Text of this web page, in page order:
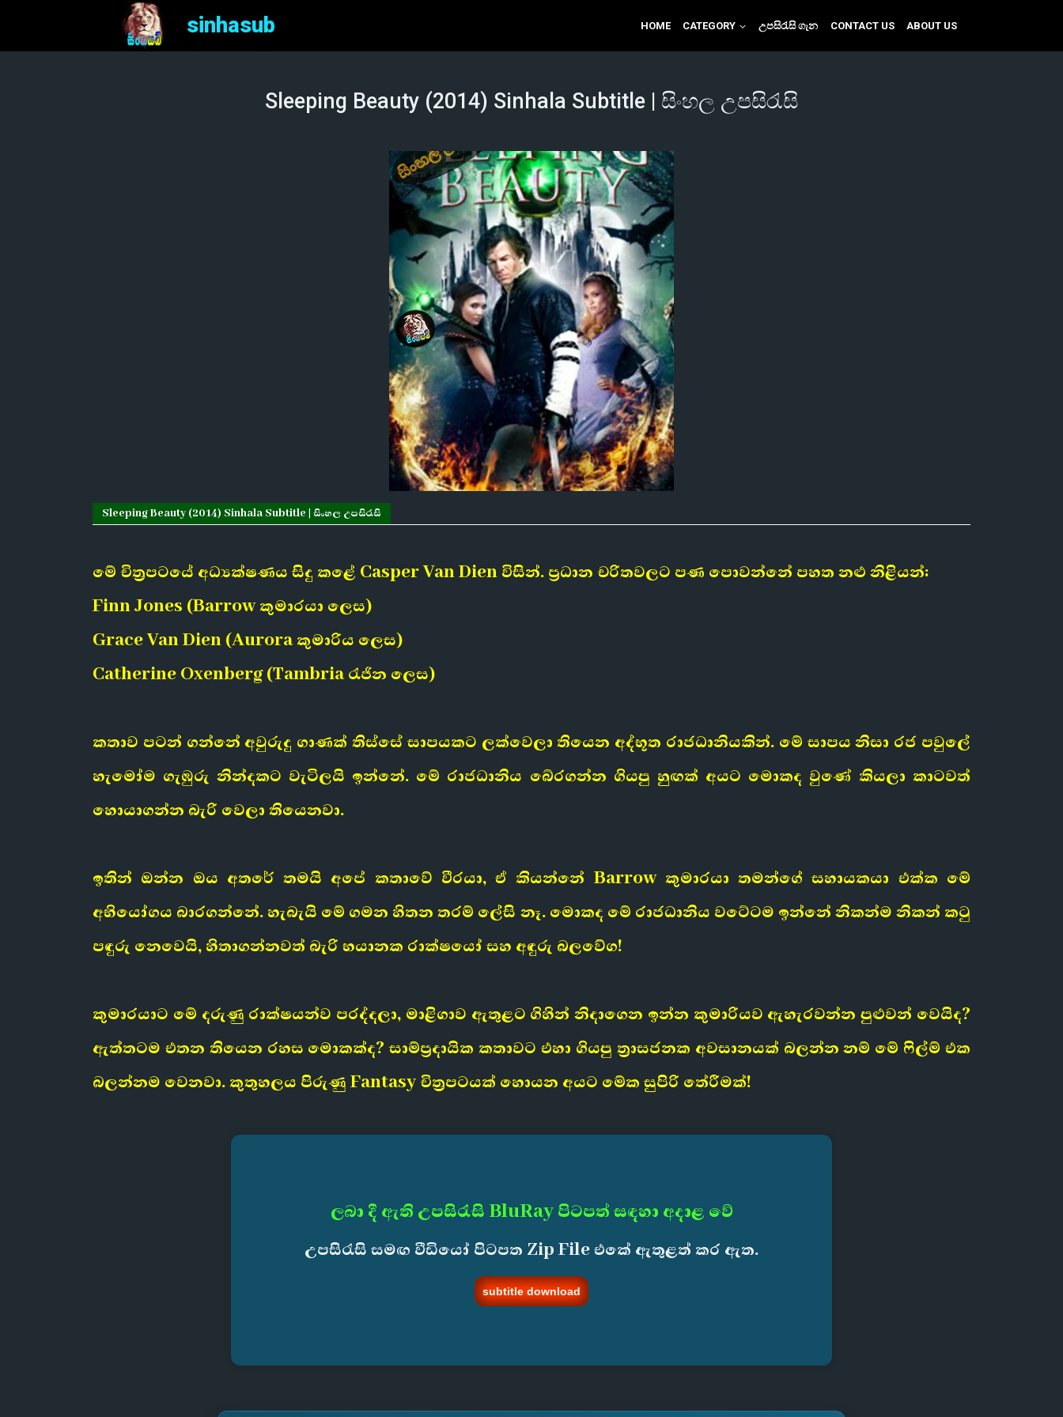
sinhasub HOME CATEGORY උපසිරැසි ගැන CONTACT US ABOUT US
Sleeping Beauty (2014) Sinhala Subtitle | සිංහල උපසිරැසි
Sleeping Beauty (2014) Sinhala Subtitle | සිංහල උපසිරැසි
මේ චිත්‍රපටයේ අධ්‍යක්ෂණය සිදු කළේ Casper Van Dien විසින්. ප්‍රධාන චරිතවලට පණ පොවන්නේ පහත නළු නිළියන්:
Finn Jones (Barrow කුමාරයා ලෙස)
Grace Van Dien (Aurora කුමාරිය ලෙස)
Catherine Oxenberg (Tambria රැජින ලෙස)
කතාව පටන් ගන්නේ අවුරුදු ගාණක් තිස්සේ සාපයකට ලක්වෙලා තියෙන අද්භූත රාජධානියකින්. මේ සාපය නිසා රජ පවුලේ
හැමෝම ගැඹුරු නින්දකට වැටිලයි ඉන්නේ. මේ රාජධානිය බේරගන්න ගියපු හුඟක් අයට මොකද වුණේ කියලා කාටවත්
හොයාගන්න බැරි වෙලා තියෙනවා.
ඉතින් ඔන්න ඔය අතරේ තමයි අපේ කතාවේ වීරයා, ඒ කියන්නේ Barrow කුමාරයා තමන්ගේ සහායකයා එක්ක මේ
අභියෝගය බාරගන්නේ. හැබැයි මේ ගමන හිතන තරම් ලේසි නෑ. මොකද මේ රාජධානිය වටේටම ඉන්නේ නිකන්ම නිකන් කටු
පඳුරු නෙවෙයි, හිතාගන්නවත් බැරි භයානක රාක්ෂයෝ සහ අඳුරු බලවේග!
කුමාරයාට මේ දරුණු රාක්ෂයන්ව පරද්දලා, මාළිගාව ඇතුළට ගිහින් නිදාගෙන ඉන්න කුමාරියව ඇහැරවන්න පුළුවන් වෙයිද?
ඇත්තටම එතන තියෙන රහස මොකක්ද? සාම්ප්‍රදායික කතාවට එහා ගියපු ත්‍රාසජනක අවසානයක් බලන්න නම් මේ ෆිල්ම් එක
බලන්නම වෙනවා. කුතුහලය පිරුණු Fantasy චිත්‍රපටයක් හොයන අයට මේක සුපිරි තේරීමක්!
ලබා දී ඇති උපසිරැසි BluRay පිටපත් සඳහා අදාළ වේ
උපසිරැසි සමඟ වීඩියෝ පිටපත Zip File එකේ ඇතුළත් කර ඇත.
subtitle download